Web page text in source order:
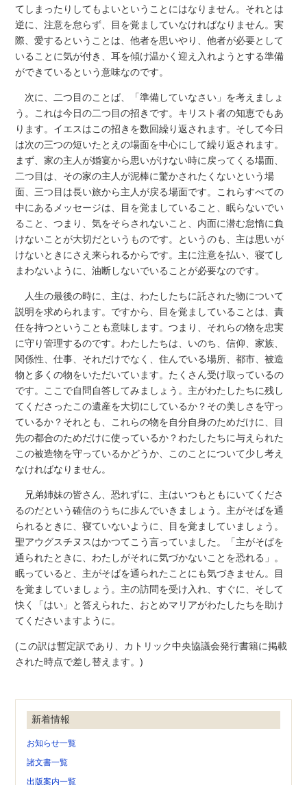
てしまったりしてもよいということにはなりません。それとは
逆に、注意を怠らず、目を覚ましていなければなりません。実
際、愛するということは、他者を思いやり、他者が必要として
いることに気が付き、耳を傾け温かく迎え入れようとする準備
ができているという意味なのです。
次に、二つ目のことば、「準備していなさい」を考えましょ
う。これは今日の二つ目の招きです。キリスト者の知恵でもあ
ります。イエスはこの招きを数回繰り返されます。そして今日
は次の三つの短いたとえの場面を中心にして繰り返されます。
まず、家の主人が婚宴から思いがけない時に戻ってくる場面、
二つ目は、その家の主人が泥棒に驚かされたくないという場
面、三つ目は長い旅から主人が戻る場面です。これらすべての
中にあるメッセージは、目を覚ましていること、眠らないでい
ること、つまり、気をそらされないこと、内面に潜む怠惰に負
けないことが大切だというものです。というのも、主は思いが
けないときにさえ来られるからです。主に注意を払い、寝てし
まわないように、油断しないでいることが必要なのです。
人生の最後の時に、主は、わたしたちに託された物について
説明を求められます。ですから、目を覚ましていることは、責
任を持つということも意味します。つまり、それらの物を忠実
に守り管理するのです。わたしたちは、いのち、信仰、家族、
関係性、仕事、それだけでなく、住んでいる場所、都市、被造
物と多くの物をいただいています。たくさん受け取っているの
です。ここで自問自答してみましょう。主がわたしたちに残し
てくださったこの遺産を大切にしているか？その美しさを守っ
ているか？それとも、これらの物を自分自身のためだけに、目
先の都合のためだけに使っているか？わたしたちに与えられた
この被造物を守っているかどうか、このことについて少し考え
なければなりません。
兄弟姉妹の皆さん、恐れずに、主はいつもともにいてくださ
るのだという確信のうちに歩んでいきましょう。主がそばを通
られるときに、寝ていないように、目を覚ましていましょう。
聖アウグスチヌスはかつてこう言っていました。「主がそばを
通られたときに、わたしがそれに気づかないことを恐れる」。
眠っていると、主がそばを通られたことにも気づきません。目
を覚ましていましょう。主の訪問を受け入れ、すぐに、そして
快く「はい」と答えられた、おとめマリアがわたしたちを助け
てくださいますように。
(この訳は暫定訳であり、カトリック中央協議会発行書籍に掲載
された時点で差し替えます。)
新着情報
お知らせ一覧
諸文書一覧
出版案内一覧